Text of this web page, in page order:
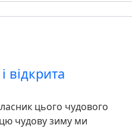
відкрита
цього чудового
чудову зиму ми